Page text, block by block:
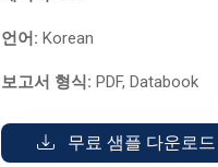
언어: Korean
보고서 형식: PDF, Databook
무료 샘플 다운로드